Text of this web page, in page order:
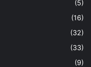
(5)
(16)
(32)
(33)
(9)